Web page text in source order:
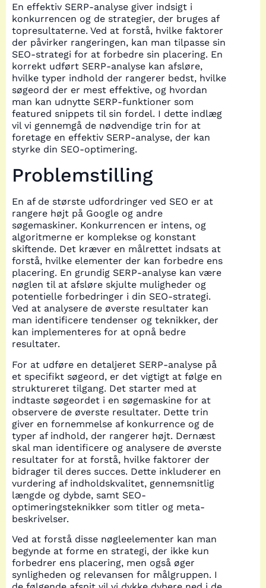
En effektiv SERP-analyse giver indsigt i
konkurrencen og de strategier, der bruges af
topresultaterne. Ved at forstå, hvilke faktorer
der påvirker rangeringen, kan man tilpasse sin
SEO-strategi for at forbedre sin placering. En
korrekt udført SERP-analyse kan afsløre,
hvilke typer indhold der rangerer bedst, hvilke
søgeord der er mest effektive, og hvordan
man kan udnytte SERP-funktioner som
featured snippets til sin fordel. I dette indlæg
vil vi gennemgå de nødvendige trin for at
foretage en effektiv SERP-analyse, der kan
styrke din SEO-optimering.
Problemstilling
En af de største udfordringer ved SEO er at
rangere højt på Google og andre
søgemaskiner. Konkurrencen er intens, og
algoritmerne er komplekse og konstant
skiftende. Det kræver en målrettet indsats at
forstå, hvilke elementer der kan forbedre ens
placering. En grundig SERP-analyse kan være
nøglen til at afsløre skjulte muligheder og
potentielle forbedringer i din SEO-strategi.
Ved at analysere de øverste resultater kan
man identificere tendenser og teknikker, der
kan implementeres for at opnå bedre
resultater.
For at udføre en detaljeret SERP-analyse på
et specifikt søgeord, er det vigtigt at følge en
struktureret tilgang. Det starter med at
indtaste søgeordet i en søgemaskine for at
observere de øverste resultater. Dette trin
giver en fornemmelse af konkurrence og de
typer af indhold, der rangerer højt. Dernæst
skal man identificere og analysere de øverste
resultater for at forstå, hvilke faktorer der
bidrager til deres succes. Dette inkluderer en
vurdering af indholdskvalitet, gennemsnitlig
længde og dybde, samt SEO-
optimeringsteknikker som titler og meta-
beskrivelser.
Ved at forstå disse nøgleelementer kan man
begynde at forme en strategi, der ikke kun
forbedrer ens placering, men også øger
synligheden og relevansen for målgruppen. I